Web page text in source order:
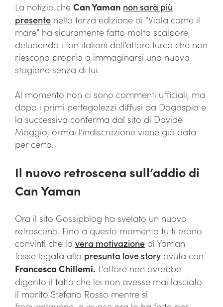
La notizia che Can Yaman non sarà più
presente nella terza edizione di “Viola come il
mare” ha sicuramente fatto molto scalpore,
deludendo i fan italiani dell’attore turco che non
riescono proprio a immaginarsi una nuova
stagione senza di lui.
Al momento non ci sono commenti ufficiali, ma
dopo i primi pettegolezzi diffusi da Dagospia e
la successiva conferma dal sito di Davide
Maggio, ormai l’indiscrezione viene già data
per certa.
Il nuovo retroscena sull’addio di
Can Yaman
Ora il sito Gossipblog ha svelato un nuovo
retroscena. Fino a questo momento tutti erano
convinti che la vera motivazione di Yaman
fosse legata alla presunta love story avuta con
Francesca Chillemi. L’attore non avrebbe
digerito il fatto che lei non avesse mai lasciato
il marito Stefano Rosso mentre si